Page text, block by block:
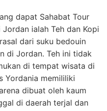
dapat Sahabat Tour
ialah Teh dan Kopi
dari suku bedouin
di Jordan. Teh ini tidak
di tempat wisata di
Yordania memililiki
dibuat oleh kaum
di daerah terjal dan